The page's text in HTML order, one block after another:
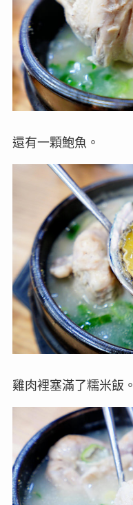
還有一顆鮑魚。
雞肉裡塞滿了糯米飯。